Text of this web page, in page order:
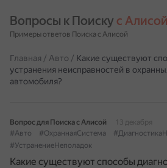
Вопросы к Поиску с Алисой
Примеры ответов Поиска с Алисой
Главная / Авто / Какие существуют
устранения неисправностей в
автомобиля?
Вопрос для Поиска с Алисой
13 декабря
#Авто
#ОхраннаяСистема
#УстранениеНеполадок
Какие существуют способы